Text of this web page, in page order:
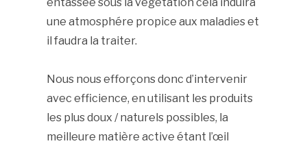
une atmosphére propice aux maladies et
il faudra la traiter.
Nous nous efforçons donc d’intervenir
avec efficience, en utilisant les produits
les plus doux / naturels possibles, la
meilleure matière active étant l’œil